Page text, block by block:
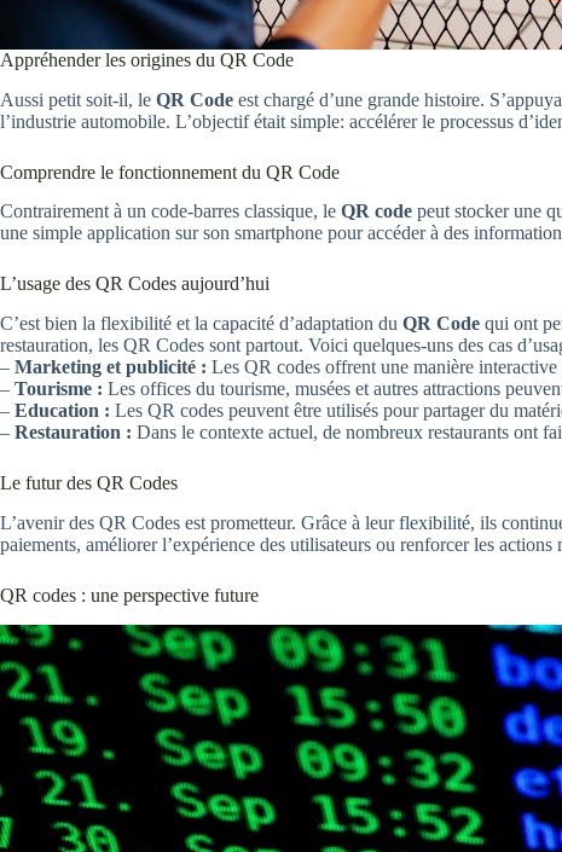
Appréhender les origines du QR Code
Aussi petit soit-il, le QR Code est chargé d’une grande histoire.
l’industrie automobile. L’objectif était simple: accélérer le processus
Comprendre le fonctionnement du QR Code
Contrairement à un code-barres classique, le QR code peut stocker une
une simple application sur son smartphone pour accéder à des
L’usage des QR Codes aujourd’hui
C’est bien la flexibilité et la capacité d’adaptation du QR Code qui ont
restauration, les QR Codes sont partout. Voici quelques-uns des cas
– Marketing et publicité : Les QR codes offrent une manière
– Tourisme : Les offices du tourisme, musées et autres attractions
– Education : Les QR codes peuvent être utilisés pour partager du
– Restauration : Dans le contexte actuel, de nombreux restaurants ont
Le futur des QR Codes
L’avenir des QR Codes est prometteur. Grâce à leur flexibilité, ils
paiements, améliorer l’expérience des utilisateurs ou renforcer les
QR codes : une perspective future